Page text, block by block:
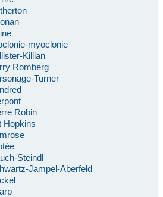
myoclonie
Killian
Romberg
Turner
Robin
Hopkins
Steindl
Jampel-Aberfeld